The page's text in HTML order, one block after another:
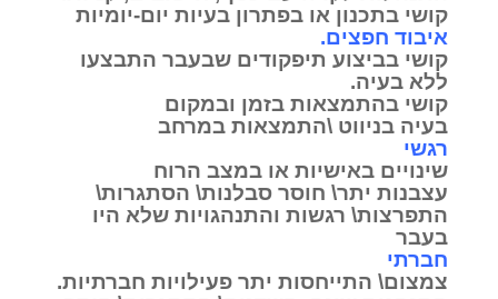
קושי בתכנון או בפתרון בעיות יום-יומיות
איבוד חפצים.
קושי בביצוע תיפקודים שבעבר התבצעו
ללא בעיה.
קושי בהתמצאות בזמן ובמקום
בעיה בניווט \התמצאות במרחב
רגשי
שינויים באישיות או במצב הרוח
עצבנות יתר\ חוסר סבלנות\ הסתגרות\
התפרצות\ רגשות והתנהגויות שלא היו
בעבר
חברתי
צמצום\ התייחסות יתר פעילויות חברתיות.